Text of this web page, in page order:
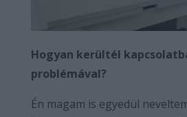
Hogyan kerültél
problémával?
Én magam is egyedül